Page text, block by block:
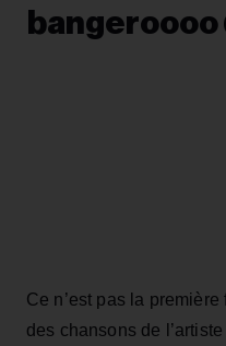
Ce n’est pas la
des chansons de